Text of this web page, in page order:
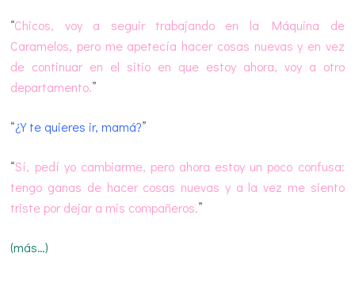
“Chicos, voy a seguir trabajando en la Máquina de
Caramelos, pero me apetecía hacer cosas nuevas y en vez
de continuar en el sitio en que estoy ahora, voy a otro
departamento.”
“¿Y te quieres ir, mamá?”
“Sí, pedí yo cambiarme, pero ahora estoy un poco confusa:
tengo ganas de hacer cosas nuevas y a la vez me siento
triste por dejar a mis compañeros.”
(más…)